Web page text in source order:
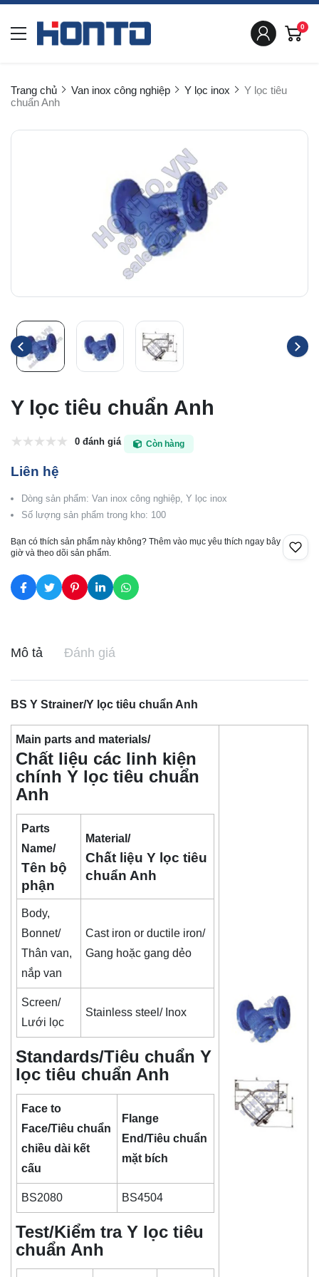
0
Trang chủ Van inox công nghiệp Y lọc inox
Y lọc tiêu
chuẩn Anh
Y lọc tiêu chuẩn Anh
0 đánh giá Còn hàng
Liên hệ
Dòng sản phẩm: Van inox công nghiệp, Y lọc inox
Số lượng sản phẩm trong kho: 100
Bạn có thích sản phẩm này không? Thêm vào mục yêu thích ngay bây
giờ và theo dõi sản phẩm.
Mô tả Đánh giá
BS Y Strainer/Y lọc tiêu chuẩn Anh
Main parts and materials/
Chất liệu các linh kiện
chính Y lọc tiêu chuẩn
Anh
Parts
Name/
Tên bộ
phận
Material/
Chất liệu Y lọc tiêu
chuẩn Anh
Body,
Bonnet/
Thân van,
nắp van
Cast iron or ductile iron/
Gang hoặc gang dẻo
Screen/
Lưới lọc
Stainless steel/ Inox
Standards/Tiêu chuẩn Y
lọc tiêu chuẩn Anh
Face to
Face/Tiêu chuẩn
chiều dài kết
cấu
Flange
End/Tiêu chuẩn
mặt bích
BS2080 BS4504
Test/Kiểm tra Y lọc tiêu
chuẩn Anh